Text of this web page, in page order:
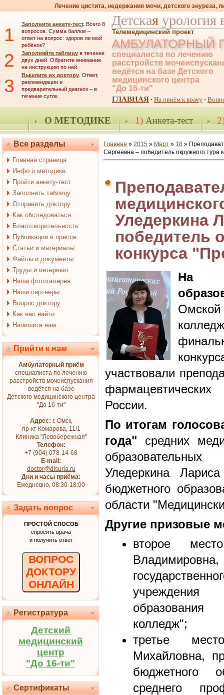
Лечение цистита, недержания мочи, детского энуреза,
1 Заполните анкету-тест. Всего 8
вопросов. Сумма баллов –
ответ на вопрос: здоров ли мой
ребёнок?
2 Заполняйте таблицу в течение
двух дней. Обратите внимание
на инструкцию по ней.
3 Вышлите их доктору. Ответ,
рекомендации и
предварительный диагноз – в
течение суток.
Детская урология
Телемедицинский проект
АМБУЛАТОРНЫЙ
специалиста по лечению
расстройств
ведётся на базе Детского
медицинского центра
"До 16-ти"
ГЛАВНАЯ · На приём к врачу ·
О МЕТОДИКЕ 1)Анкета-тест
Все разделы
Главная страница
Инфо о методике
Пройти анкету-тест
Заполнить таблицу
Отправить доктору
Как обследоваться
Благотворительность
Публикации в прессе
Статьи и материалы
Файлы и документы
Труды и интервью
Наша фотогалерея
Наши партнёры
Вопрос доктору
Как нас найти
Напишите нам
Прийти к нам
Амбулаторный приём
специалиста по лечению
расстройств мочеиспускания
ведётся на базе
Детского медицинского центра
"До 16-ти"
Адрес: г. Омск,
пр-кт Комарова, 11/1
Клиника "Левобережная"
Телефон:
+7 (904) 078-14-68
E-mail:
doctor@disuria.ru
Дни и часы приёма:
Ежедневно, 08:30-18:00
Задать вопрос
ПРОСТОЙ СПОСОБ
спросить врача
и получить ответ
ВОПРОС
ДОКТОРУ
ОНЛАЙН
Регистратура
Детский
медицинский
центр
"До 16-ти"
Сертификаты
Главная » 2015 » Март » 18 »
Сергеевна – победитель окружного тура
Уледеркина
победитель
конкурса
На
участвовали
фармацевтических
России.
По итогам
года" средних
Уледеркина
бюджетного
области
Другие призовые
второе
учреждения
колледж";
третье
Михайловна,
бюджетного
среднего